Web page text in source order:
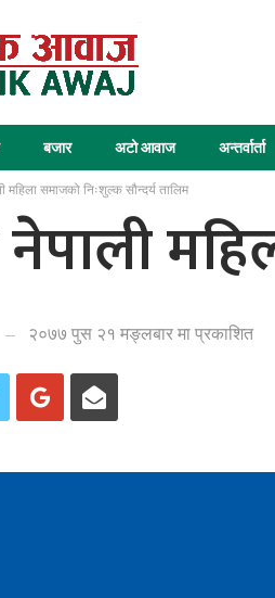
बजार अटो आवाज अन्तर्वार्ता
महिला समाजको निःशुल्क सौन्दर्य तालिम
२०७७ पुस २१ मङ्लबार मा प्रकाशित